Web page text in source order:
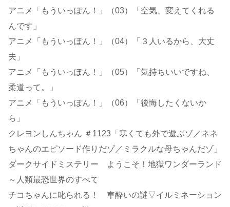
アニメ「もういっぽん！」（03）「空気、変えてくれる
んです」
アニメ「もういっぽん！」（04）「３人いるから、大丈
夫」
アニメ「もういっぽん！」（05）「気持ちいいですね、
柔道って。」
アニメ「もういっぽん！」（06）「後悔したくないか
ら」
クレヨンしんちゃん ＃1123「寒くても外で遊ぶゾ／ネネ
ちゃんのエピソード作りだゾ／ミラクルな母ちゃんだゾ」
ダークサイドミステリー ようこそ！地獄ワンダーランド
～人類最恐世界のすべて
チコちゃんに叱られる！ 車酔いの謎▽イルミネーション